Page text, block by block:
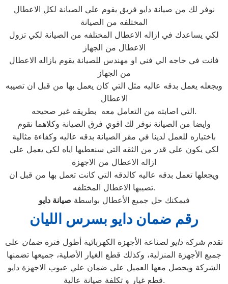
نوفر لك من صيانة دايو فريق يقوم علي الصيانة لكل الاعطال
المختلفه من الصيانة
لكي يساعدك في ازاله الاعطال المختلفه من الصيانة لكي تزول
الاعطال من الجهاز
فانت في حاجه الي فني او مهندس للصيانة يقوم بازاله الاعطال
من الجهاز
ويجعله يعمل بدقه عاليه مثل التي كان يعمل بها من قبل ان تصيبه
الاعطال
التي اصابته من التعامل معه بطريقه غير صحيحه.
وايضا من الصيانة نوفر لك اقوي فرق الصيانة وكلاهما نقوم
باختياره للعمل لدينا في مقر الصيانة بدقه عاليه وكفاءة مثالية
لكي يكون علي قدر من الثقه التي سنعطيها اياه لكي يعمل علي
ازاله الاعطال من الاجهزة
ويجعلها تعمل بدقه عاليه كالدقه التي كانت تعمل بها من قبل ان
تصيبها الاعطال المختلفه.
فيمكنك حل جميع الأعطال بواسطة صيانة دايو
رقم ضمان دايو بسرس الليان
تقدم شركة دايو لصناعة الأجهزة الكهربائية أطول فترة ضمان على
جميع الأجهزة المنزلية، وكذلك قطع الغيار الأصلية، جميعها تضمنها
الشركة ويحصل معها العميل على ضمان علي عيوب الاجهزة دايو
قطع غيار و تكلفة صيانة عالية.